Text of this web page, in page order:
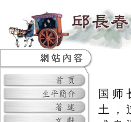
国师
土，